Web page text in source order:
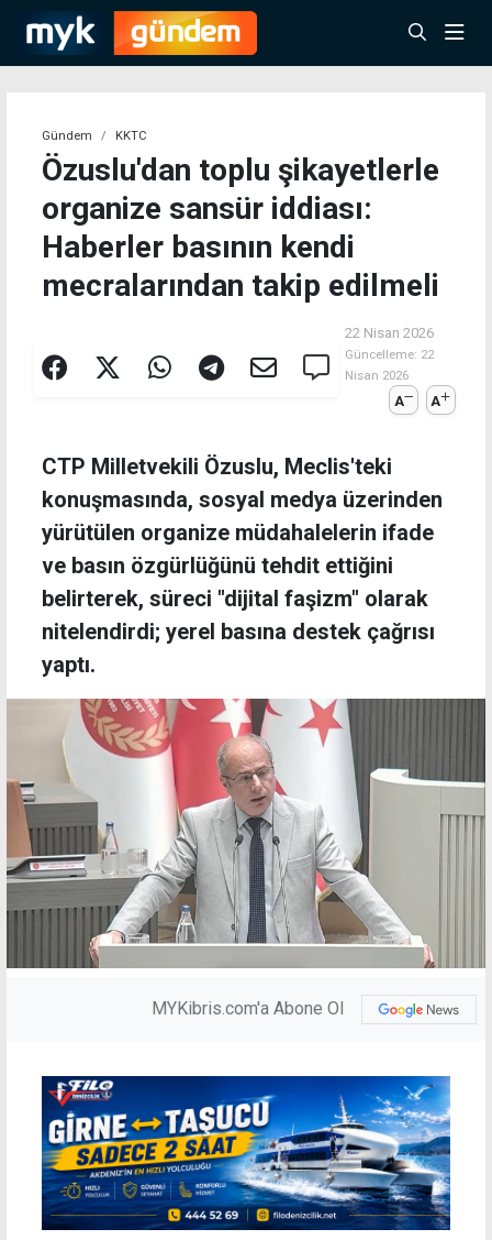
Gündem KKTC
Özuslu'dan toplu şikayetlerle
organize sansür iddiası:
Haberler basının kendi
mecralarından takip edilmeli
22 Nisan 2026
Güncelleme: 22
Nisan 2026
A A
CTP Milletvekili Özuslu, Meclis'teki
konuşmasında, sosyal medya üzerinden
yürütülen organize müdahalelerin ifade
ve basın özgürlüğünü tehdit ettiğini
belirterek, süreci "dijital faşizm" olarak
nitelendirdi; yerel basına destek çağrısı
yaptı.
MYKibris.com'a Abone Ol